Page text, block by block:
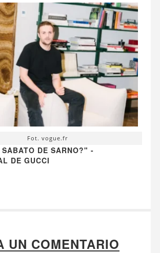
Fot. vogue.fr
DE SARNO?" -
DE GUCCI
UN COMENTARIO